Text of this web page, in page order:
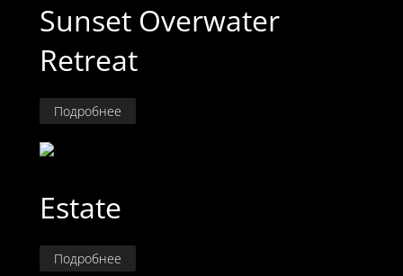
Sunset Overwater
Retreat
Подробнее
Estate
Подробнее